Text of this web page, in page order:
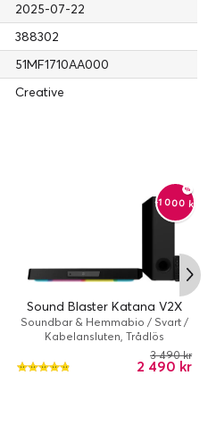
1 års garanti
2025-07-22
388302
51MF1710AA000
Creative
-1 000 kr
Sound Blaster Katana V2X
Soundbar & Hemmabio / Svart /
Kabelansluten, Trådlös
2 490 kr
3 490 kr